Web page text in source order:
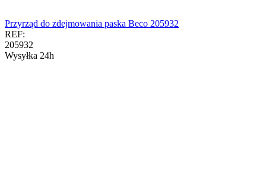
Przyrząd do zdejmowania paska Beco 205932
REF:
205932
Wysyłka 24h